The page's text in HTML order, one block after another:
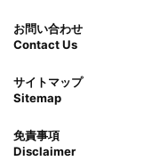
お問い合わせ
Contact Us
サイトマップ
Sitemap
免責事項
Disclaimer